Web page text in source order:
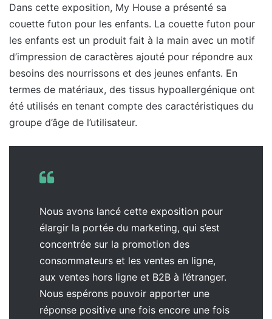
Dans cette exposition, My House a présenté sa
couette futon pour les enfants. La couette futon pour
les enfants est un produit fait à la main avec un motif
d’impression de caractères ajouté pour répondre aux
besoins des nourrissons et des jeunes enfants. En
termes de matériaux, des tissus hypoallergénique ont
été utilisés en tenant compte des caractéristiques du
groupe d’âge de l’utilisateur.
Nous avons lancé cette exposition pour
élargir la portée du marketing, qui s’est
concentrée sur la promotion des
consommateurs et les ventes en ligne,
aux ventes hors ligne et B2B à l’étranger.
Nous espérons pouvoir apporter une
réponse positive une fois encore une fois